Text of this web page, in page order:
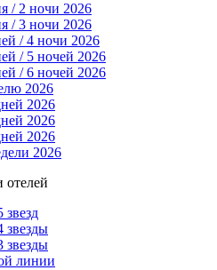
/ 2 ночи 2026
/ 3 ночи 2026
/ 4 ночи 2026
/ 5 ночей 2026
/ 6 ночей 2026
2026
2026
2026
2026
2026
отелей
звезды
звезды
линии